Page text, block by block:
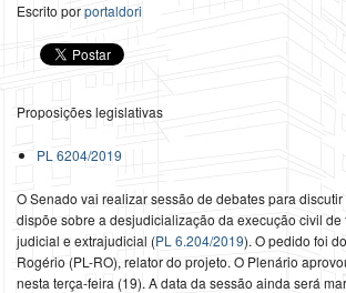
Escrito porportaldori
Proposições legislativas
PL 6204/2019
O Senado vai realizar sessão de debates para
dispõe sobre a desjudicialização da execução civil de
judicial e extrajudicial (PL 6.204/2019). O pedido foi
Rogério (PL-RO), relator do projeto. O Plenário
nesta terça-feira (19). A data da sessão ainda será